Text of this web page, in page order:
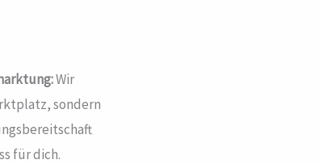
Wir
sondern
für dich.